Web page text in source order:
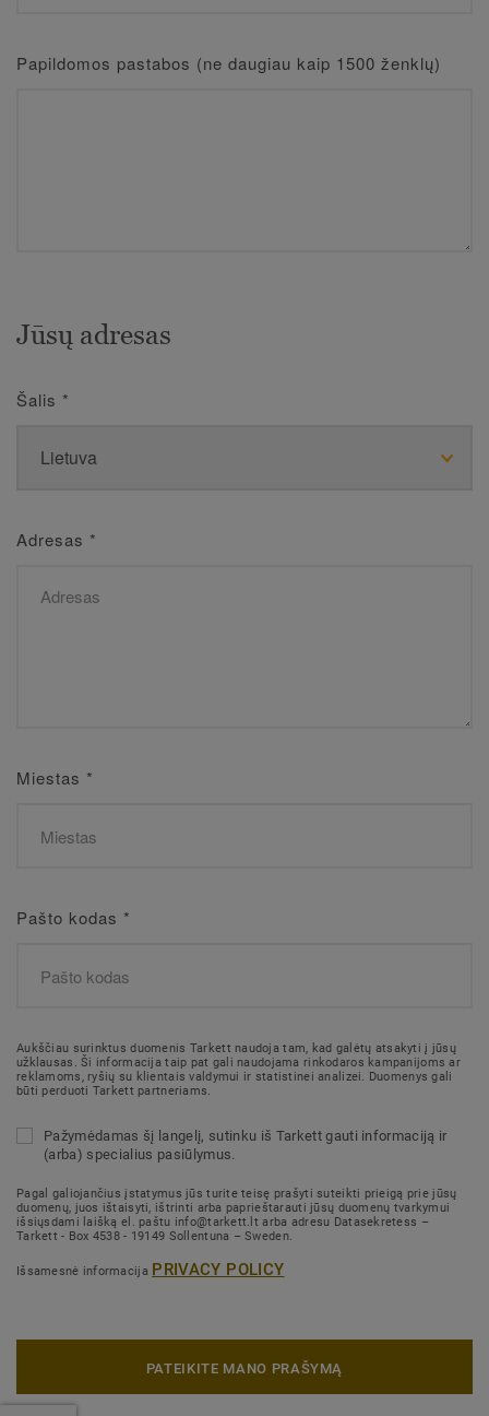
Papildomos pastabos (ne daugiau kaip 1500 ženklų)
Jūsų adresas
Šalis *
Adresas *
Miestas *
Pašto kodas *
Aukščiau surinktus duomenis Tarkett naudoja tam, kad galėtų atsakyti į jūsų
užklausas. Ši informacija taip pat gali naudojama rinkodaros kampanijoms ar
reklamoms, ryšių su klientais valdymui ir statistinei analizei. Duomenys gali
būti perduoti Tarkett partneriams.
Pažymėdamas šį langelį, sutinku iš Tarkett gauti informaciją ir
(arba) specialius pasiūlymus.
Pagal galiojančius įstatymus jūs turite teisę prašyti suteikti prieigą prie jūsų
duomenų, juos ištaisyti, ištrinti arba paprieštarauti jūsų duomenų tvarkymui
išsiųsdami laišką el. paštu info@tarkett.lt arba adresu Datasekretess –
Tarkett - Box 4538 - 19149 Sollentuna – Sweden.
Išsamesnė informacija PRIVACY POLICY
PATEIKITE MANO PRAŠYMĄ